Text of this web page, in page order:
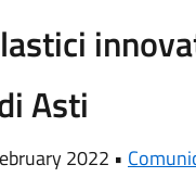
Asti
2022 •